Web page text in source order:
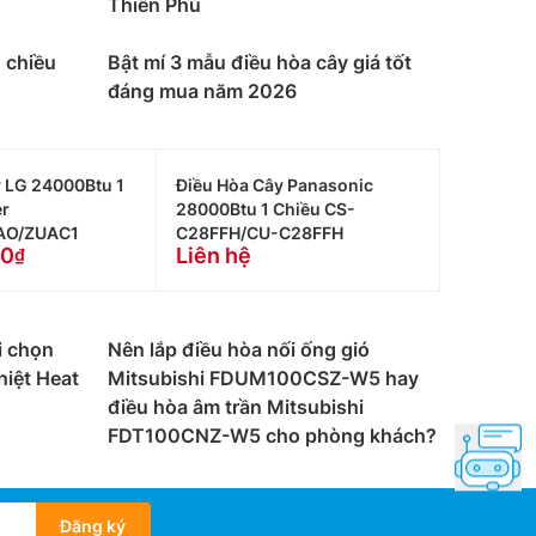
và điều hòa tủ đứng có cùng thông số kỹ
giá tốt nhất thị trường , chất lượng chính
hệ: 0983262323 để nhận được tư vấn về
kỹ thuật viên thi công lắp đặt tại công trình
Thiên Phú
chiều
Bật mí 3 mẫu điều hòa cây giá tốt
đáng mua năm 2026
24000Btu 1
ZUAC1
Điều Hòa Cây Panasonic
28000Btu 1 Chiều CS-
C28FFH/CU-C28FFH
Liên hệ
chọn
Heat
Nên lắp điều hòa nối ống gió
Mitsubishi FDUM100CSZ-W5 hay
điều hòa âm trần Mitsubishi
FDT100CNZ-W5 cho phòng khách?
Đăng ký